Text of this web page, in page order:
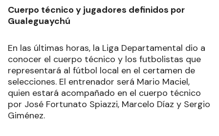
Cuerpo técnico y jugadores definidos por
Gualeguaychú
En las últimas horas, la Liga Departamental dio a
conocer el cuerpo técnico y los futbolistas que
representará al fútbol local en el certamen de
selecciones. El entrenador será Mario Maciel,
quien estará acompañado en el cuerpo técnico
por José Fortunato Spiazzi, Marcelo Díaz y Sergio
Giménez.